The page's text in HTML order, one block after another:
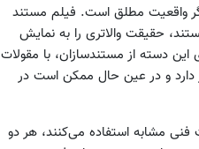
واقعیت مطلق است. فیلم مستند
حقیقت والاتری را به نمایش
این دسته از مستندسازان، با مقولات
دارد و در عین حال ممکن است در
فنی مشابه استفاده می‌کنند، هر دو